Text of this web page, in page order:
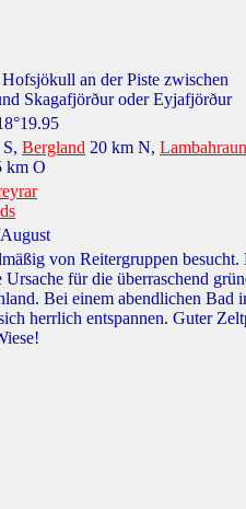
an der Piste zwischen
Skagafjörður oder Eyjafjörður
Bergland 20 km N, Lambahraun
km O
von Reitergruppen besucht.
für die überraschend
Bei einem abendlichen Bad
herrlich entspannen. Guter